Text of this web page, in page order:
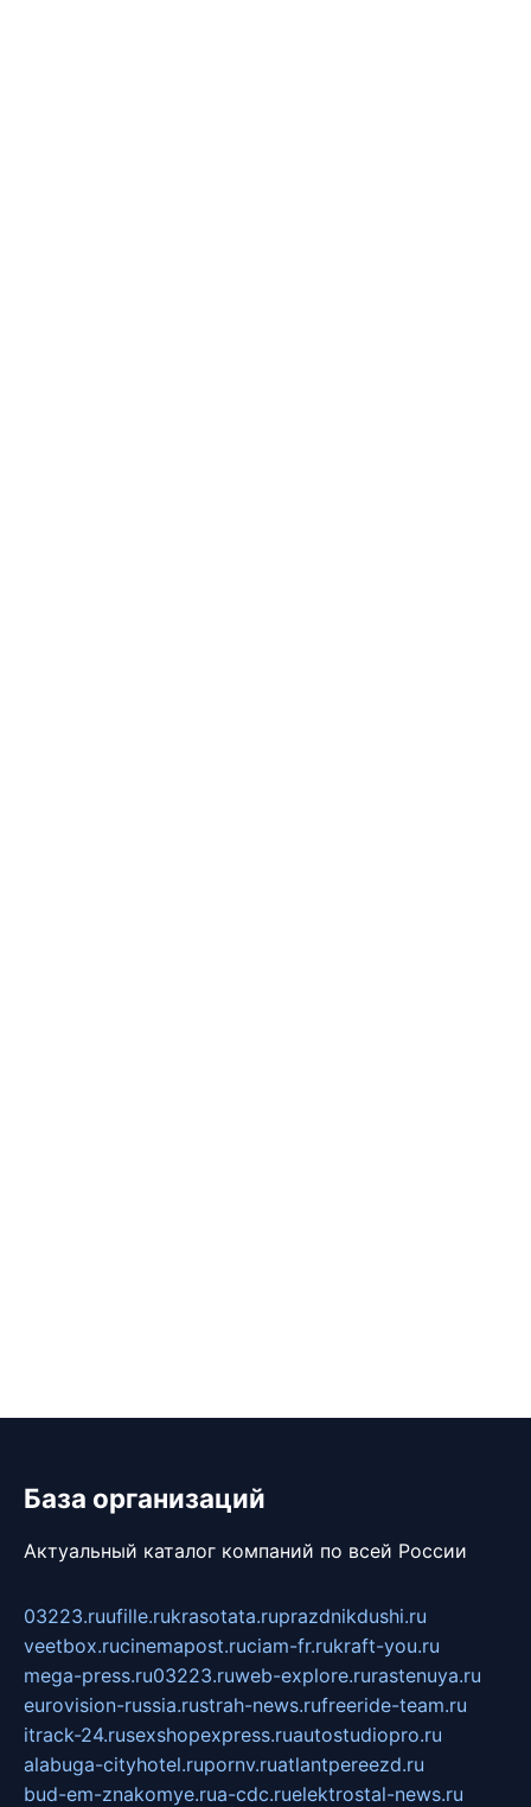
База организаций
Актуальный каталог компаний по всей России
03223.ruufille.rukrasotata.ruprazdnikdushi.ru
veetbox.rucinemapost.ruciam-fr.rukraft-you.ru
mega-press.ru03223.ruweb-explore.rurastenuya.ru
eurovision-russia.rustrah-news.rufreeride-team.ru
itrack-24.rusexshopexpress.ruautostudiopro.ru
alabuga-cityhotel.rupornv.ruatlantpereezd.ru
bud-em-znakomye.rua-cdc.ruelektrostal-news.ru